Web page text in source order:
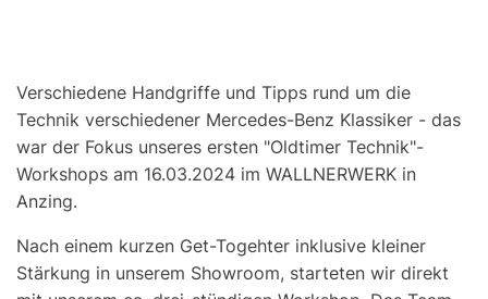
Verschiedene Handgriffe und Tipps rund um die
Technik verschiedener Mercedes-Benz Klassiker - das
war der Fokus unseres ersten "Oldtimer Technik"-
Workshops am 16.03.2024 im WALLNERWERK in
Anzing.
Nach einem kurzen Get-Togehter inklusive kleiner
Stärkung in unserem Showroom, starteten wir direkt